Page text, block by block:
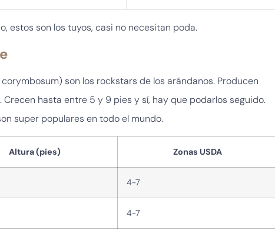
estos son los tuyos, casi no necesitan poda.
son los rockstars de los arándanos. Producen
hasta entre 5 y 9 pies y sí, hay que podarlos seguido.
super populares en todo el mundo.
Altura (pies) Zonas USDA
4-7
4-7